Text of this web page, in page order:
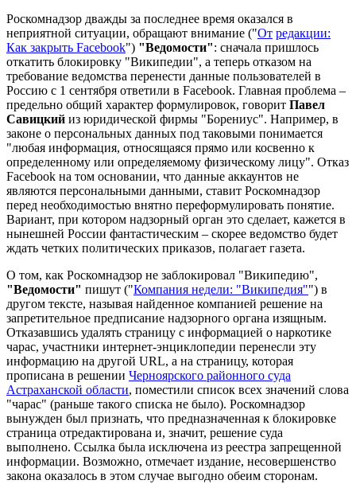
Роскомнадзор дважды за последнее время оказался в
неприятной ситуации, обращают внимание ("От редакции:
Как закрыть Facebook") "Ведомости": сначала пришлось
откатить блокировку "Википедии", а теперь отказом на
требование ведомства перенести данные пользователей в
Россию с 1 сентября ответили в Facebook. Главная проблема –
предельно общий характер формулировок, говорит Павел
Савицкий из юридической фирмы "Борениус". Например, в
законе о персональных данных под таковыми понимается
"любая информация, относящаяся прямо или косвенно к
определенному или определяемому физическому лицу". Отказ
Facebook на том основании, что данные аккаунтов не
являются персональными данными, ставит Роскомнадзор
перед необходимостью внятно переформулировать понятие.
Вариант, при котором надзорный орган это сделает, кажется в
нынешней России фантастическим – скорее ведомство будет
ждать четких политических приказов, полагает газета.
О том, как Роскомнадзор не заблокировал "Википедию",
"Ведомости" пишут ("Компания недели: "Википедия"") в
другом тексте, называя найденное компанией решение на
запретительное предписание надзорного органа изящным.
Отказавшись удалять страницу с информацией о наркотике
чарас, участники интернет-энциклопедии перенесли эту
информацию на другой URL, а на страницу, которая
прописана в решении Черноярского районного суда
Астраханской области, поместили список всех значений слова
"чарас" (раньше такого списка не было). Роскомнадзор
вынужден был признать, что предназначенная к блокировке
страница отредактирована и, значит, решение суда
выполнено. Ссылка была исключена из реестра запрещенной
информации. Возможно, отмечает издание, несовершенство
закона оказалось в этом случае выгодно обеим сторонам.